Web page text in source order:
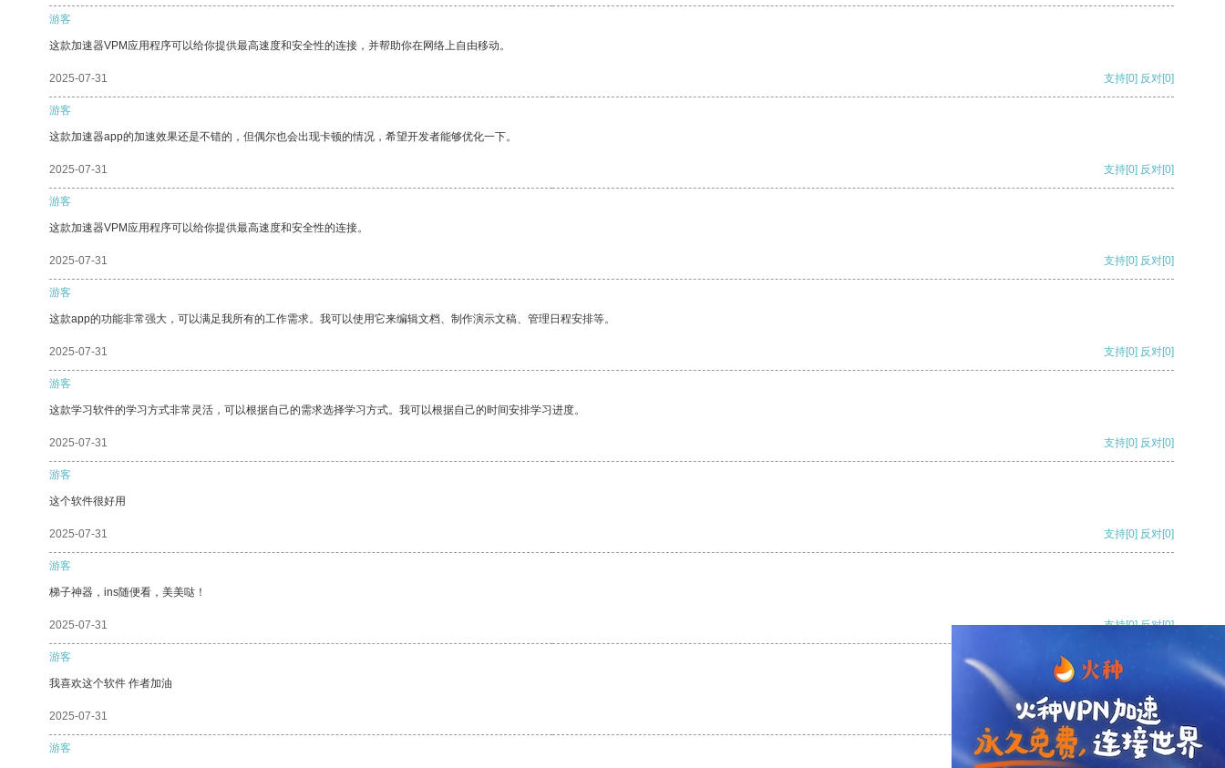
游客
这款加速器VPM应用程序可以给你提供最高速度和安全性的连接，并帮助你在网络上自由移动。
2025-07-31 支持[0] 反对[0]
游客
这款加速器app的加速效果还是不错的，但偶尔也会出现卡顿的情况，希望开发者能够优化一下。
2025-07-31 支持[0] 反对[0]
游客
这款加速器VPM应用程序可以给你提供最高速度和安全性的连接。
2025-07-31 支持[0] 反对[0]
游客
这款app的功能非常强大，可以满足我所有的工作需求。我可以使用它来编辑文档、制作演示文稿、管理日程安排等。
2025-07-31 支持[0] 反对[0]
游客
这款学习软件的学习方式非常灵活，可以根据自己的需求选择学习方式。我可以根据自己的时间安排学习进度。
2025-07-31 支持[0] 反对[0]
游客
这个软件很好用
2025-07-31 支持[0] 反对[0]
游客
梯子神器，ins随便看，美美哒！
2025-07-31 支持[0] 反对[0]
游客
我喜欢这个软件 作者加油
2025-07-31 支持[0] 反对
游客